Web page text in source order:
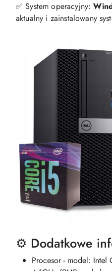
✅ System operacyjny:
aktualny i zainstalowany
⚙️ Dodatkowe
Procesor - model: Intel